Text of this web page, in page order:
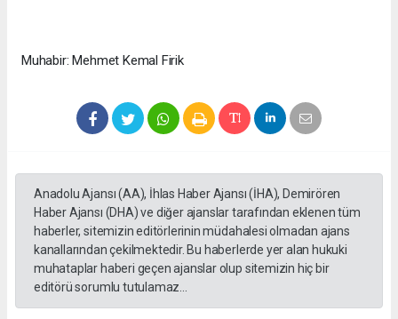
Muhabir: Mehmet Kemal Firik
Anadolu Ajansı (AA), İhlas Haber Ajansı (İHA), Demirören
Haber Ajansı (DHA) ve diğer ajanslar tarafından eklenen tüm
haberler, sitemizin editörlerinin müdahalesi olmadan ajans
kanallarından çekilmektedir. Bu haberlerde yer alan hukuki
muhataplar haberi geçen ajanslar olup sitemizin hiç bir
editörü sorumlu tutulamaz...